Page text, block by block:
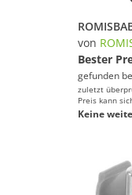
von
Bester
gefunden
zuletzt
Preis kann
Keine